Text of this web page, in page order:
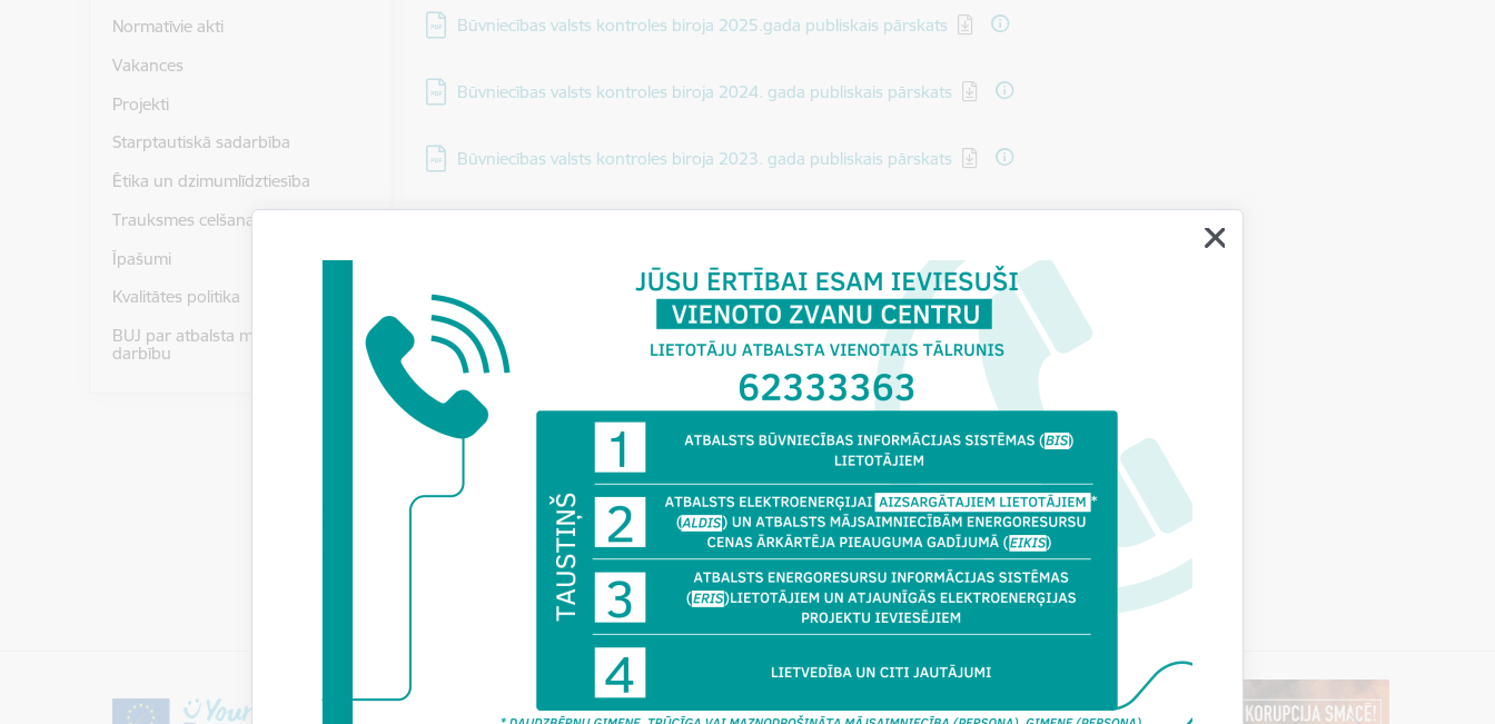
Normatīvie akti
Vakances
Projekti
Starptautiskā sadarbība
Ētika un dzimumlīdztiesība
Trauksmes celšana
Īpašumi
Kvalitātes politika
BUJ par atbalsta mehānisma
darbību
Lejupielādēt:
Būvniecības valsts kontroles biroja 2025.gada publiskais pārskats
Lejupielādēt:
Būvniecības valsts kontroles biroja 2024. gada publiskais pārskats
Lejupielādēt:
Būvniecības valsts kontroles biroja 2023. gada publiskais pārskats
Lejupielādēt:
Būvniecības valsts kontroles biroja 2021. gada publiskais pārskats
Lejupielādēt:
Būvniecības valsts kontroles biroja 2020. gada publiskais pārskats
Lejupielādēt:
Būvniecības valsts kontroles biroja 2019. gada publiskais pārskats
Lejupielādēt:
Būvniecības valsts kontroles biroja 2018. gada publiskais pārskats
Būvniecības valsts kontroles biroja 2017. gada publiskais pārskats